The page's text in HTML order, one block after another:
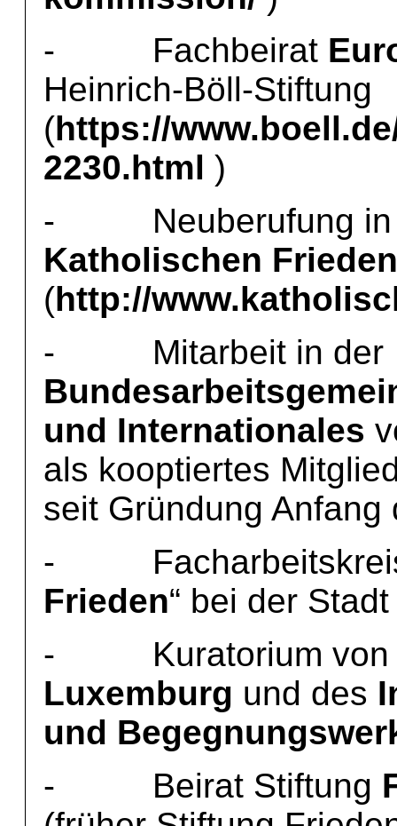
- Fachbeirat
Heinrich-Böll-Stiftung
(https://
2230.html )
- Neuberufung in
Katholischen
(http://
- Mitarbeit in der
und Internationales
als kooptiertes
seit Gründung Anfang
-
Frieden“ bei der
- Kuratorium
Luxemburg und des
und
- Beirat Stiftung